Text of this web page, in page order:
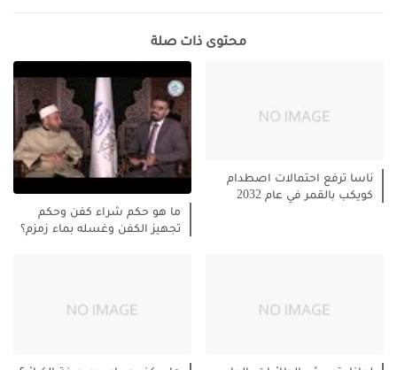
محتوى ذات صلة
ناسا ترفع احتمالات اصطدام
كويكب بالقمر في عام 2032
ما هو حكم شراء كفن وحكم
تجهيز الكفن وغسله بماء زمزم؟